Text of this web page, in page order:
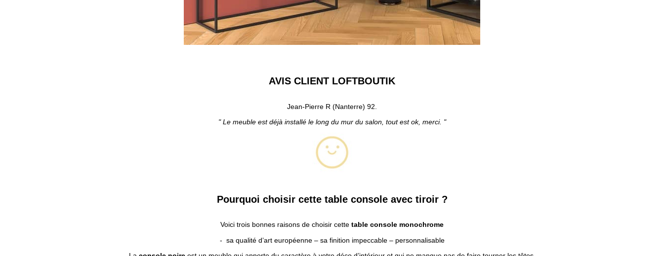
AVIS CLIENT LOFTBOUTIK
Jean-Pierre R (Nanterre) 92.
" Le meuble est déjà installé le long du mur du salon, tout est ok, merci. "
Pourquoi choisir cette table console avec tiroir ?
Voici trois bonnes raisons de choisir cette table console monochrome
- sa qualité d’art européenne – sa finition impeccable – personnalisable